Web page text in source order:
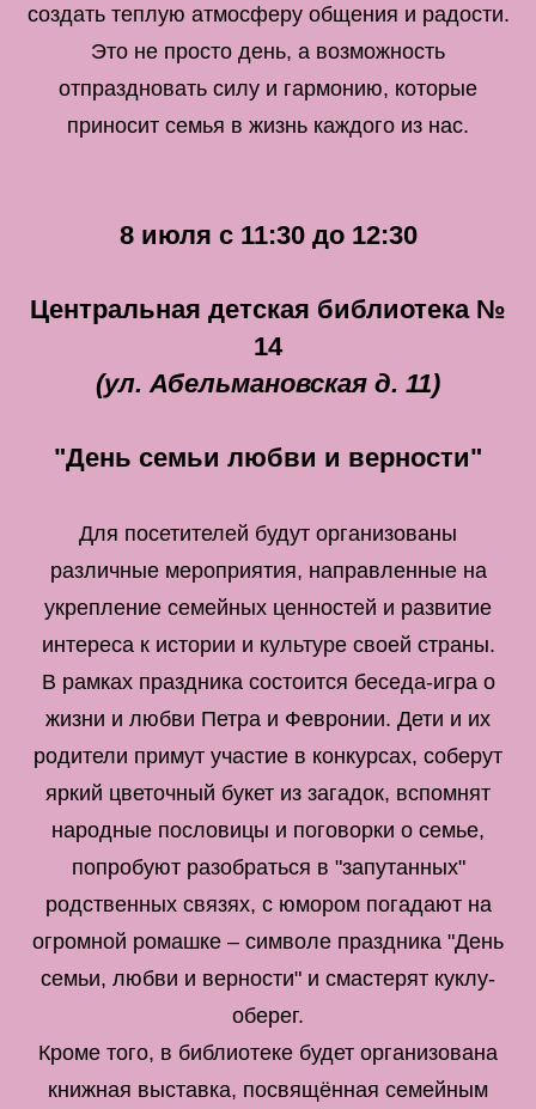
создать теплую атмосферу общения и радости.
Это не просто день, а возможность
отпраздновать силу и гармонию, которые
приносит семья в жизнь каждого из нас.
8 июля с 11:30 до 12:30
Центральная детская библиотека №
14
(ул. Абельмановская д. 11)
"День семьи любви и верности"
Для посетителей будут организованы
различные мероприятия, направленные на
укрепление семейных ценностей и развитие
интереса к истории и культуре своей страны.
В рамках праздника состоится беседа-игра о
жизни и любви Петра и Февронии. Дети и их
родители примут участие в конкурсах, соберут
яркий цветочный букет из загадок, вспомнят
народные пословицы и поговорки о семье,
попробуют разобраться в "запутанных"
родственных связях, с юмором погадают на
огромной ромашке – символе праздника "День
семьи, любви и верности" и смастерят куклу-
оберег.
Кроме того, в библиотеке будет организована
книжная выставка, посвящённая семейным